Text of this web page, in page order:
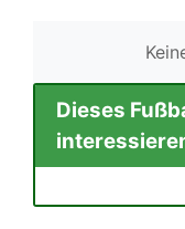
Dieses